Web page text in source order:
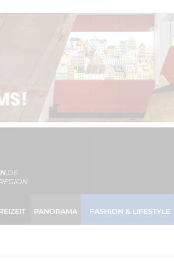
.DE
PANORAMA FASHION & LIFESTYLE